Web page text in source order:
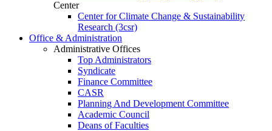
Center
Center for Climate Change & Sustainability
Research (3csr)
Office & Administration
Administrative Offices
Top Administrators
Syndicate
Finance Committee
CASR
Planning And Development Committee
Academic Council
Deans of Faculties